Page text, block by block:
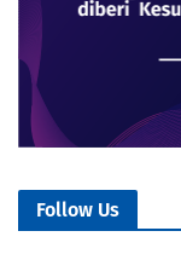
Follow Us